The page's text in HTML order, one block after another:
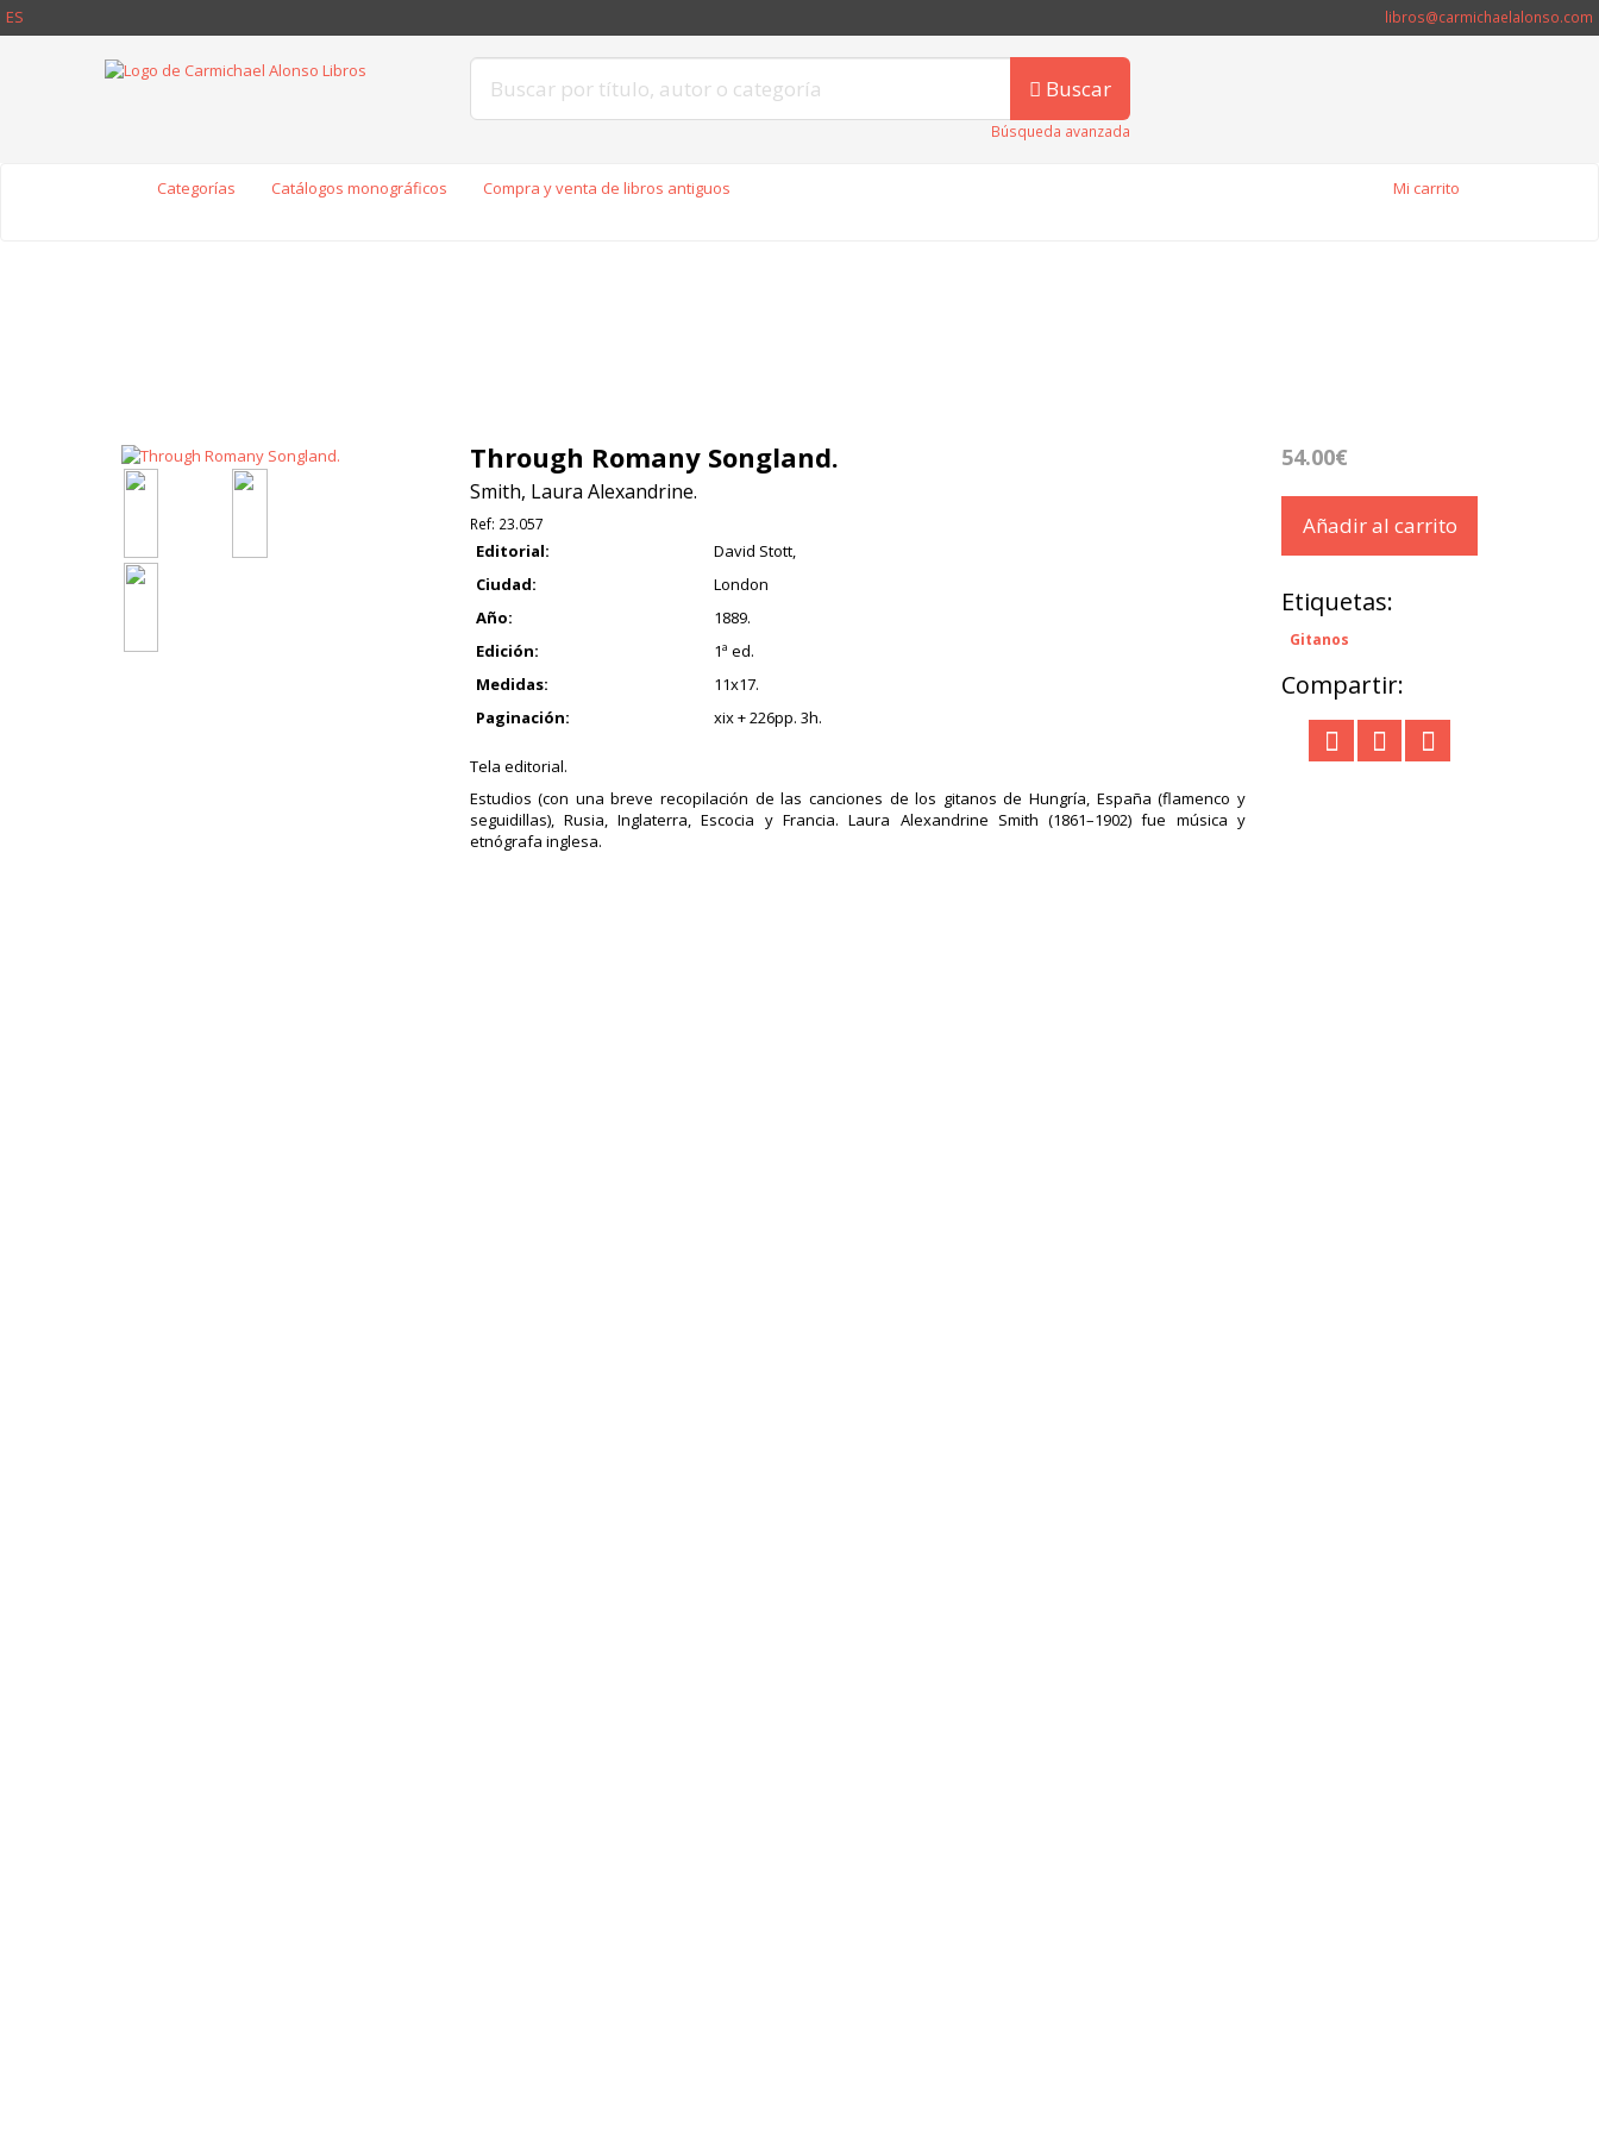
ES libros@carmichaelalonso.com
Buscar
Búsqueda avanzada
Categorías Catálogos monográficos Compra y venta de libros antiguos Mi carrito
Through Romany Songland.
Smith, Laura Alexandrine.
Ref: 23.057
Editorial:
David Stott,
Ciudad:
London
Año:
1889.
Edición:
1ª ed.
Medidas:
11x17.
Paginación:
xix + 226pp. 3h.
Tela editorial.
Estudios (con una breve recopilación de las canciones de los gitanos de Hungría, España (flamenco y
seguidillas), Rusia, Inglaterra, Escocia y Francia. Laura Alexandrine Smith (1861–1902) fue música y
etnógrafa inglesa.
54.00€
Añadir al carrito
Etiquetas:
Gitanos
Compartir: